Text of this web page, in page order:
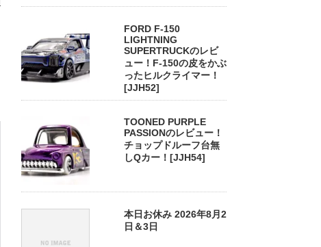
FORD F-150
LIGHTNING
SUPERTRUCKのレビ
ュー！F-150の皮をかぶ
ったヒルクライマー！
[JJH52]
TOONED PURPLE
PASSIONのレビュー！
チョップドルーフ台無
しQカー！[JJH54]
本日お休み 2026年8月2
日＆3日